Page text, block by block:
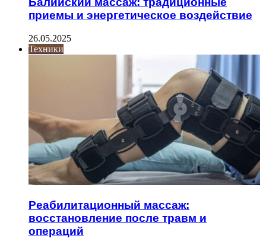
приемы и энергетическое воздействие
26.05.2025
Техники
Реабилитационный массаж:
восстановление после травм и
операций